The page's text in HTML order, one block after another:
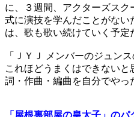
に、３週間、アクターズス
式に演技を学んだことがな
は、歌も歌い続けていく予定
「ＪＹＪ メンバーのジュン
これほどうまくはできない
詞・作曲・編曲を自分でやっ